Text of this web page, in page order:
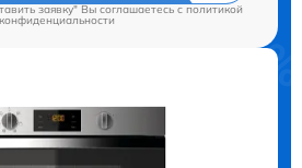
заявку" Вы соглашаетесь cполитикой
конфиденциальности